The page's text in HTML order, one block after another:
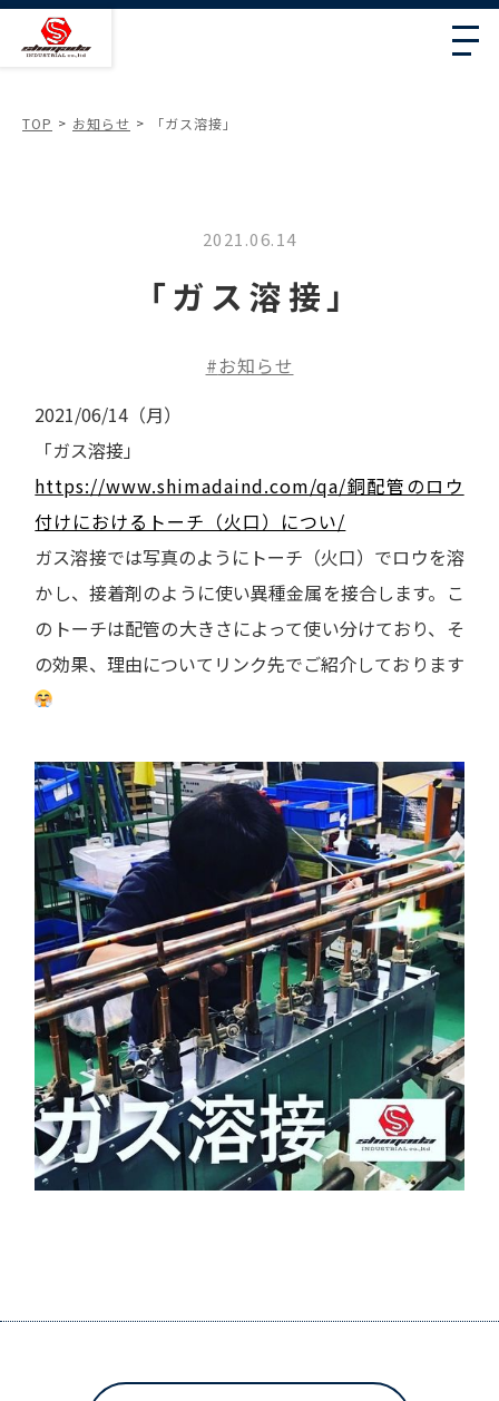
TOP お知らせ 「ガス溶接」
2021.06.14
「ガス溶接」
お知らせ
2021/06/14（月）
「ガス溶接」
https://www.shimadaind.com/qa/銅配管のロウ
付けにおけるトーチ（火口）につい/
ガス溶接では写真のようにトーチ（火口）でロウを溶
かし、接着剤のように使い異種金属を接合します。こ
のトーチは配管の大きさによって使い分けており、そ
の効果、理由についてリンク先でご紹介しております